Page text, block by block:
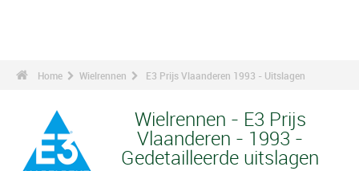
Home Wielrennen E3 Prijs Vlaanderen 1993 - Uitslagen
Wielrennen - E3 Prijs
Vlaanderen - 1993 -
Gedetailleerde uitslagen